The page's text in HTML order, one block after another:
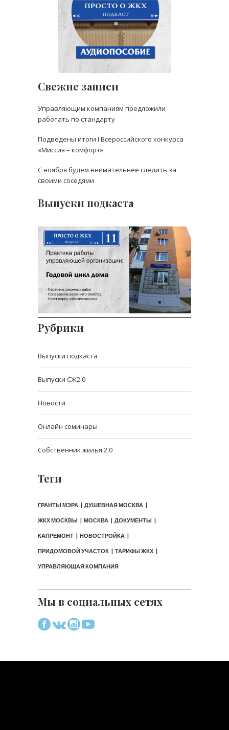
Свежие записи
Управляющим компаниям предложили
работать по стандарту
Подведены итоги I Всероссийского конкурса
«Миссия – комфорт»
С ноября будем внимательнее следить за
своими соседями
Выпуски подкаста
Выпуск 11: Управление
многоквартирным домом
Рубрики
Выпуски подкаста
Выпуски СЖ2.0
Новости
Онлайн семинары
Собственник жилья 2.0
Теги
ГРАНТЫ МЭРА ДУШЕВНАЯ МОСКВА
ЖКХ МОСКВЫ МОСКВА ДОКУМЕНТЫ
КАПРЕМОНТ НОВОСТРОЙКА
ПРИДОМОВОЙ УЧАСТОК ТАРИФЫ ЖКХ
УПРАВЛЯЮЩАЯ КОМПАНИЯ
Мы в социальных сетях